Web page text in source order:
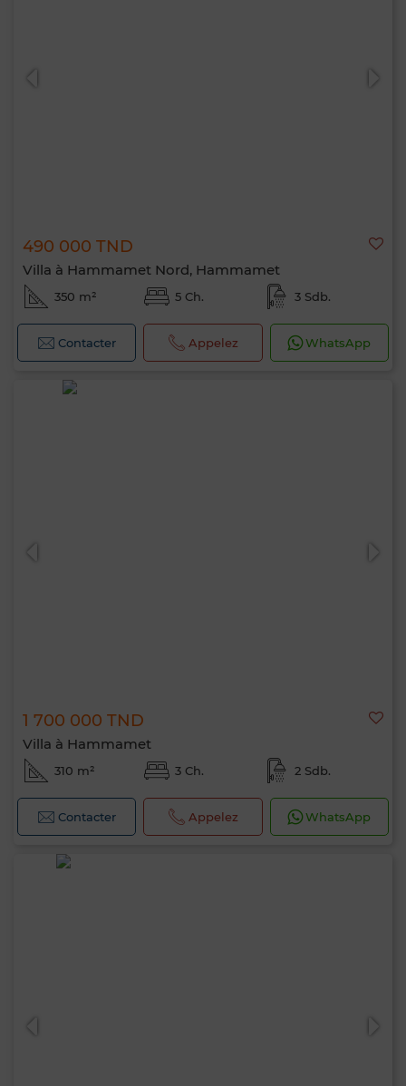
490 000 TND
Villa à Hammamet Nord, Hammamet
350 m² 5 Ch. 3 Sdb.
Contacter Appelez WhatsApp
1 700 000 TND
Villa à Hammamet
310 m² 3 Ch. 2 Sdb.
Contacter Appelez WhatsApp